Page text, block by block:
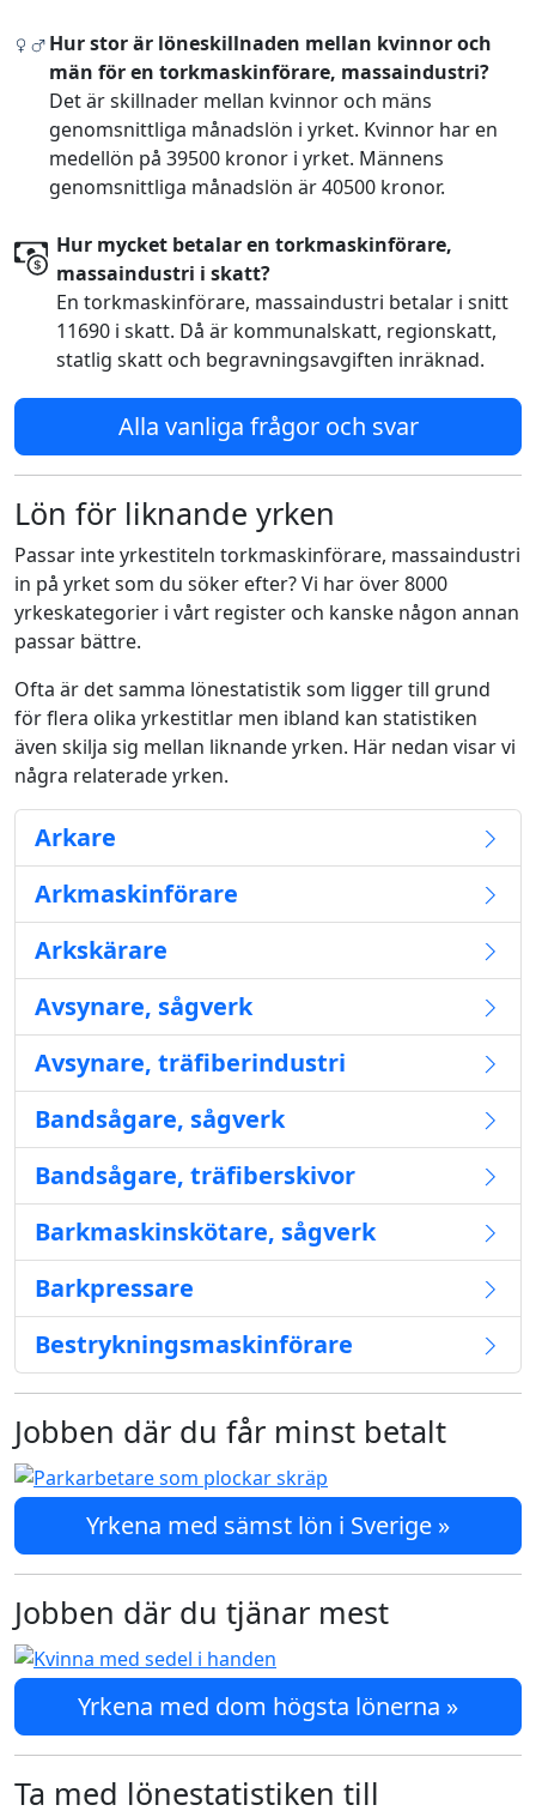
Hur stor är löneskillnaden mellan kvinnor och
män för en torkmaskinförare, massaindustri?
Det är skillnader mellan kvinnor och mäns
genomsnittliga månadslön i yrket. Kvinnor har en
medellön på 39500 kronor i yrket. Männens
genomsnittliga månadslön är 40500 kronor.
Hur mycket betalar en torkmaskinförare,
massaindustri i skatt?
En torkmaskinförare, massaindustri betalar i snitt
11690 i skatt. Då är kommunalskatt, regionskatt,
statlig skatt och begravningsavgiften inräknad.
Alla vanliga frågor och svar
Lön för liknande yrken
Passar inte yrkestiteln torkmaskinförare, massaindustri
in på yrket som du söker efter? Vi har över 8000
yrkeskategorier i vårt register och kanske någon annan
passar bättre.
Ofta är det samma lönestatistik som ligger till grund
för flera olika yrkestitlar men ibland kan statistiken
även skilja sig mellan liknande yrken. Här nedan visar vi
några relaterade yrken.
Arkare
Arkmaskinförare
Arkskärare
Avsynare, sågverk
Avsynare, träfiberindustri
Bandsågare, sågverk
Bandsågare, träfiberskivor
Barkmaskinskötare, sågverk
Barkpressare
Bestrykningsmaskinförare
Jobben där du får minst betalt
Yrkena med sämst lön i Sverige »
Jobben där du tjänar mest
Yrkena med dom högsta lönerna »
Ta med lönestatistiken till